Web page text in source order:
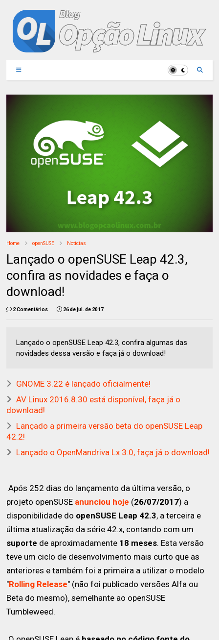
Home openSUSE Notícias
Lançado o openSUSE Leap 42.3,
confira as novidades e faça o
download!
2 Comentários 26 de jul. de 2017
Lançado o openSUSE Leap 42.3, confira algumas das
novidades dessa versão e faça já o download!
GNOME 3.22 é lançado oficialmente!
AV Linux 2016.8.30 está disponível, faça já o
download!
Lançado a primeira versão beta do openSUSE Leap
42.2!
Lançado o OpenMandriva Lx 3.0, faça já o download!
Após 252 dias do lançamento da última versão, o
projeto openSUSE anunciou hoje (26/07/2017) a
disponibilidade do openSUSE Leap 42.3, a terceira e
última atualização da série 42.x, contando com um
suporte de aproximadamente 18 meses. Esta versão
teve um ciclo de desenvolvimento mais curto que as
anteriores e também foi a primeira a utilizar o modelo
"Rolling Release" (não foi publicado versões Alfa ou
Beta do mesmo), semelhante ao openSUSE
Tumbleweed.